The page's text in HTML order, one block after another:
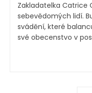
Zakladatelka
sebevědomých lidí. Burleska jako umění odhalování a
svádění, které
své obecenstvo v